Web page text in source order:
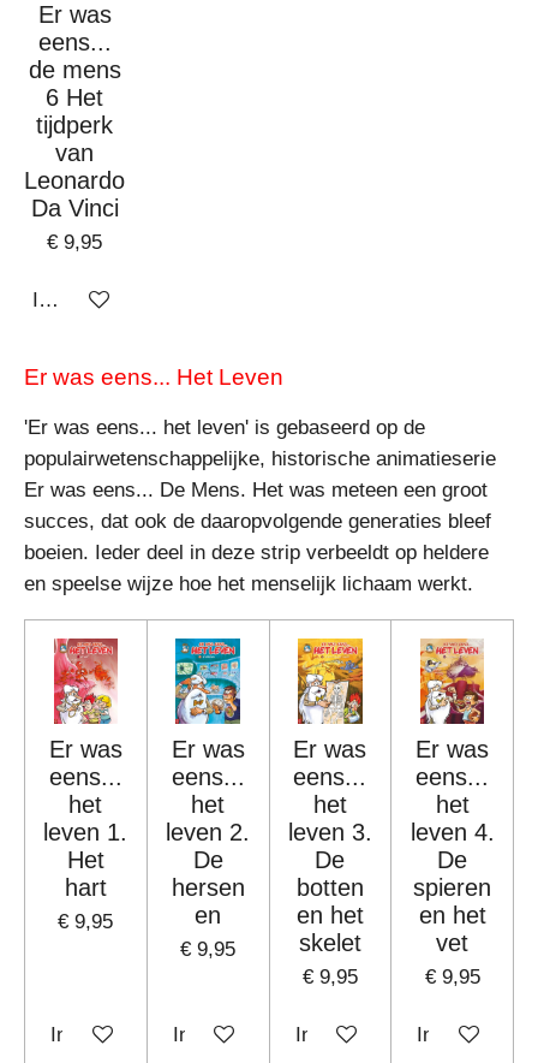
Er was
eens...
de mens
6 Het
tijdperk
van
Leonardo
Da Vinci
€ 9,95
In winkelwagen
Er was eens... Het Leven
'Er was eens... het leven' is gebaseerd op de
populairwetenschappelijke, historische animatieserie
Er was eens... De Mens. Het was meteen een groot
succes, dat ook de daaropvolgende generaties bleef
boeien. Ieder deel in deze strip verbeeldt op heldere
en speelse wijze hoe het menselijk lichaam werkt.
Er was
eens...
het
leven 1.
Het
hart
€ 9,95
In winkelwagen
Er was
eens...
het
leven 2.
De
hersen
en
€ 9,95
In winkelwagen
Er was
eens...
het
leven 3.
De
botten
en het
skelet
€ 9,95
In winkelwagen
Er was
eens...
het
leven 4.
De
spieren
en het
vet
€ 9,95
In